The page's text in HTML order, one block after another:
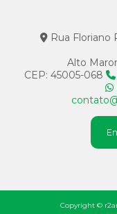
Rua Floriano
Alto
CEP: 45005-068
Copyright ©